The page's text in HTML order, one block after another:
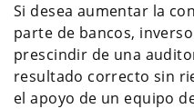
Si desea aumentar la
parte de bancos,
prescindir de una
resultado correcto sin
el apoyo de un equipo